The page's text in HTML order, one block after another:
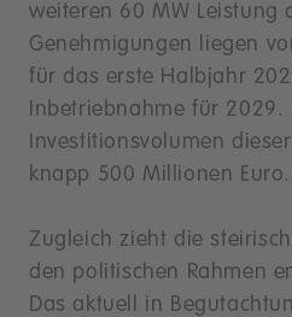
weiteren 60 MW Leistung
Genehmigungen liegen
für das erste Halbjahr
Inbetriebnahme für 2029.
Investitionsvolumen
knapp 500 Millionen Euro.
Zugleich zieht die
den politischen Rahmen
Das aktuell in